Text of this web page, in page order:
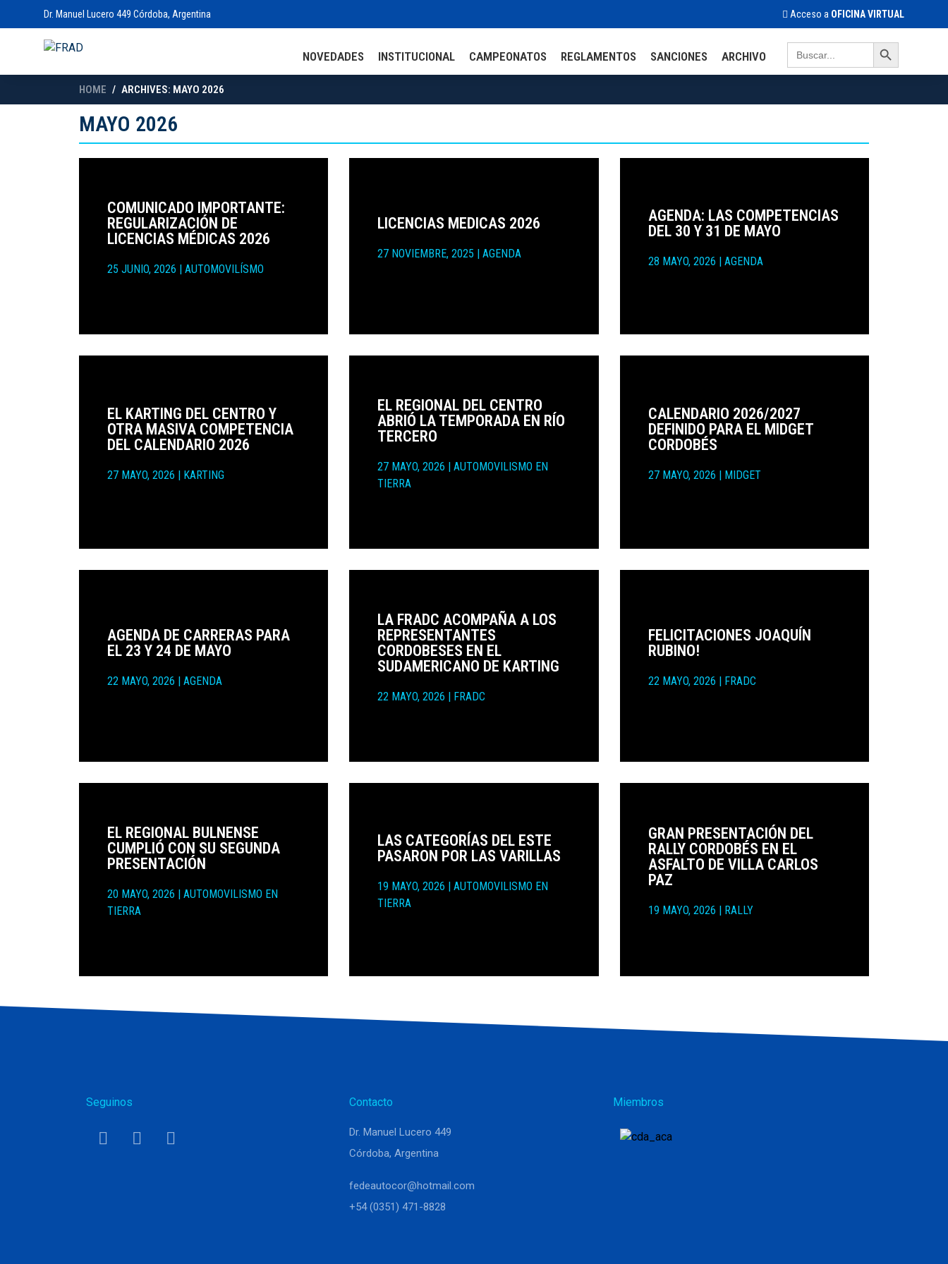
Dr. Manuel Lucero 449 Córdoba, Argentina Acceso a OFICINA VIRTUAL
NOVEDADES INSTITUCIONAL CAMPEONATOS REGLAMENTOS SANCIONES ARCHIVO
Search
for:
Search Button
HOME ARCHIVES: MAYO 2026
MAYO 2026
COMUNICADO IMPORTANTE:
REGULARIZACIÓN DE
LICENCIAS MÉDICAS 2026
25 JUNIO, 2026 | AUTOMOVILÍSMO
LICENCIAS MEDICAS 2026
27 NOVIEMBRE, 2025 | AGENDA
AGENDA: LAS COMPETENCIAS
DEL 30 Y 31 DE MAYO
28 MAYO, 2026 | AGENDA
EL KARTING DEL CENTRO Y
OTRA MASIVA COMPETENCIA
DEL CALENDARIO 2026
27 MAYO, 2026 | KARTING
EL REGIONAL DEL CENTRO
ABRIÓ LA TEMPORADA EN RÍO
TERCERO
27 MAYO, 2026 | AUTOMOVILISMO EN
TIERRA
CALENDARIO 2026/2027
DEFINIDO PARA EL MIDGET
CORDOBÉS
27 MAYO, 2026 | MIDGET
AGENDA DE CARRERAS PARA
EL 23 Y 24 DE MAYO
22 MAYO, 2026 | AGENDA
LA FRADC ACOMPAÑA A LOS
REPRESENTANTES
CORDOBESES EN EL
SUDAMERICANO DE KARTING
22 MAYO, 2026 | FRADC
FELICITACIONES JOAQUÍN
RUBINO!
22 MAYO, 2026 | FRADC
EL REGIONAL BULNENSE
CUMPLIÓ CON SU SEGUNDA
PRESENTACIÓN
20 MAYO, 2026 | AUTOMOVILISMO EN
TIERRA
LAS CATEGORÍAS DEL ESTE
PASARON POR LAS VARILLAS
19 MAYO, 2026 | AUTOMOVILISMO EN
TIERRA
GRAN PRESENTACIÓN DEL
RALLY CORDOBÉS EN EL
ASFALTO DE VILLA CARLOS
PAZ
19 MAYO, 2026 | RALLY
Seguinos Contacto
Dr. Manuel Lucero 449
Córdoba, Argentina
fedeautocor@hotmail.com
+54 (0351) 471-8828
Miembros